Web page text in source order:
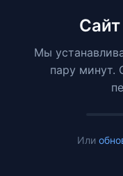
Мы
пару минут.
Или